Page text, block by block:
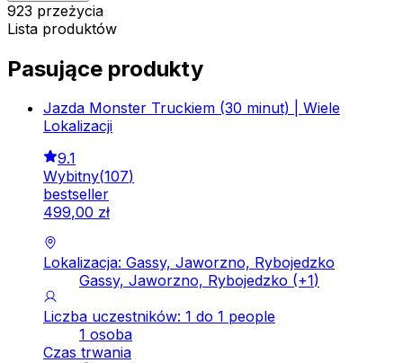
923 przeżycia
Lista produktów
Pasujące produkty
Jazda Monster Truckiem (30 minut) | Wiele
Lokalizacji
9.1
Wybitny(107)
bestseller
499,00 zł
Lokalizacja: Gassy, Jaworzno, Rybojedzko
Gassy, Jaworzno, Rybojedzko (+1)
Liczba uczestników: 1 do 1 people
1 osoba
Czas trwania